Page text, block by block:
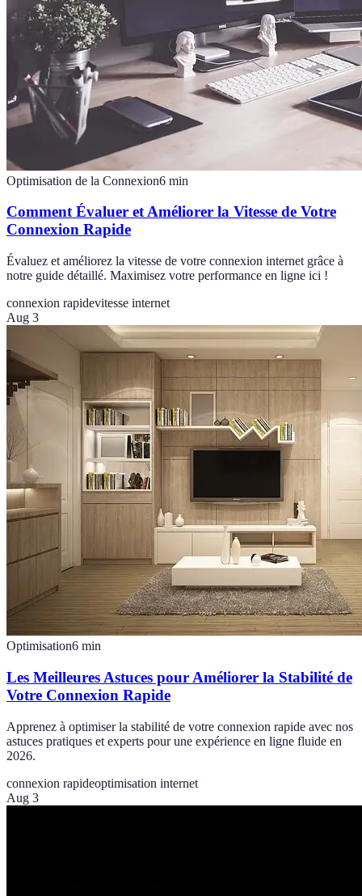
Optimisation de la Connexion6 min
Comment Évaluer et Améliorer la Vitesse de Votre
Connexion Rapide
Évaluez et améliorez la vitesse de votre connexion internet grâce à
notre guide détaillé. Maximisez votre performance en ligne ici !
connexion rapidevitesse internet
Aug 3
Optimisation6 min
Les Meilleures Astuces pour Améliorer la Stabilité de
Votre Connexion Rapide
Apprenez à optimiser la stabilité de votre connexion rapide avec nos
astuces pratiques et experts pour une expérience en ligne fluide en
2026.
connexion rapideoptimisation internet
Aug 3